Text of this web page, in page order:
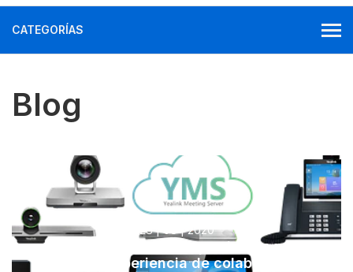
CATEGORÍAS
Blog
28 | 08 | 2020
Yealink lanza nuevos productos para
mejorar experiencia de colaboración